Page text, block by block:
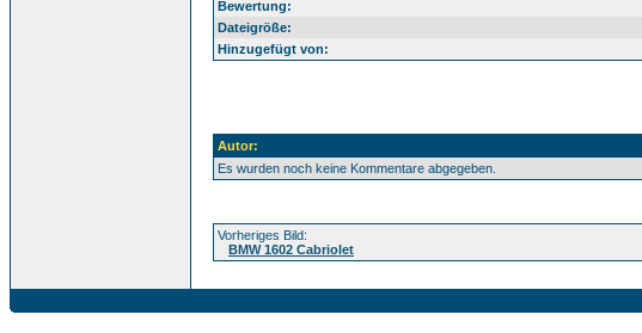
Bewertung:
Dateigröße:
Hinzugefügt von:
Autor:
Es wurden noch keine Kommentare abgegeben.
Vorheriges Bild:
BMW 1602 Cabriolet